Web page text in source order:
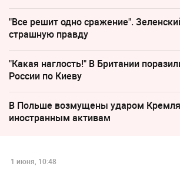
"Все решит одно сражение".
страшную правду
"Какая наглость!" В Британии
России по Киеву
В Польше возмущены ударом
иностранным активам
1 июня, 10:48